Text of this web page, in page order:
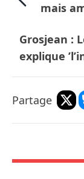
mais
Grosjean :
explique
Partage